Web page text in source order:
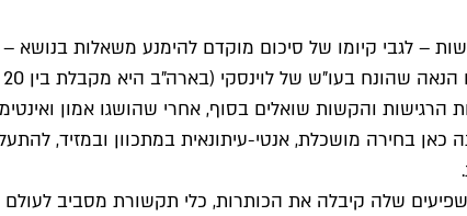
– לגבי קיומו של סיכום מוקדם להימנע משאלות בנושא –
של לוינסקי (בארה"ב היא מקבלת בין 20 ל-50 אלף דולר להרצאה).
והקשות שואלים בסוף, אחרי שהושגו אמון
כאן בחירה מושכלת, אנטי-עיתונאית במתכוון ובמזיד,
שלה קיבלה את הכותרות, כלי תקשורת מסביב לעולם